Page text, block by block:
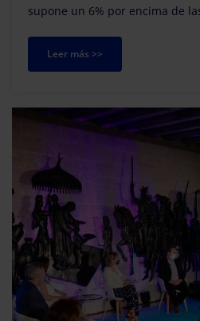
supone un 6% por encima de
Leer más >>